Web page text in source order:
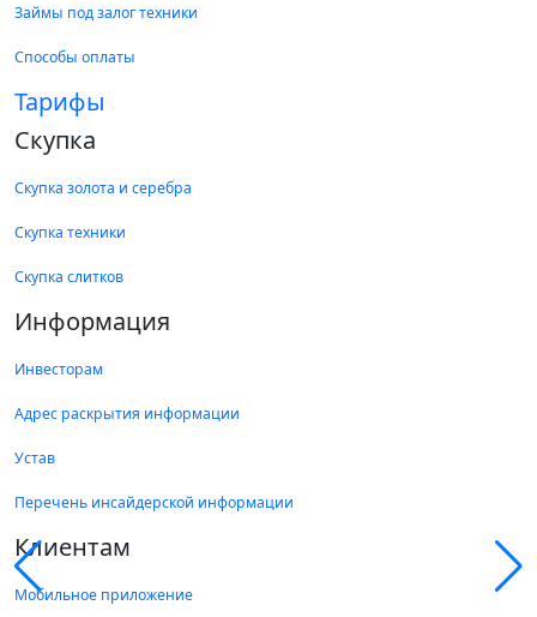
Займы под залог техники
Способы оплаты
Тарифы
Скупка
Скупка золота и серебра
Скупка техники
Скупка слитков
Информация
Инвесторам
Адрес раскрытия информации
Устав
Перечень инсайдерской информации
Клиентам
Мобильное приложение